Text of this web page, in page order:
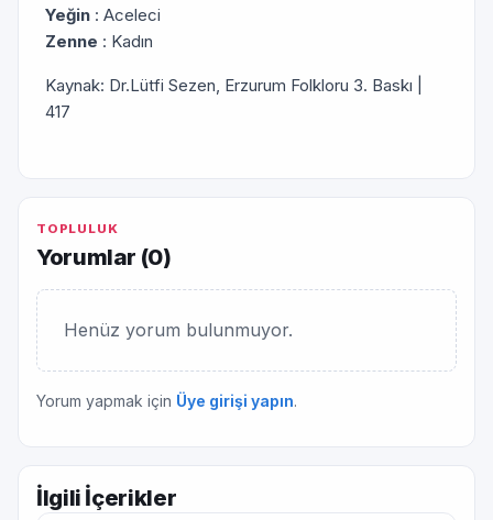
Yeğin : Aceleci
Zenne : Kadın
Kaynak: Dr.Lütfi Sezen, Erzurum Folkloru 3. Baskı |
417
TOPLULUK
Yorumlar (0)
Henüz yorum bulunmuyor.
Yorum yapmak için Üye girişi yapın.
İlgili İçerikler